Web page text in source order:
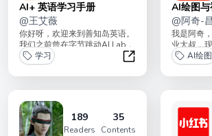
AI+ 英语学习手册
@王艾薇
你好呀，欢迎来到善知岛英语。
我们之前曾在字节跳动AI Lab，
从事AI英语教育和自然语言处理
工作，硕...
学习
AI+ 英语学习手册
AI绘图
@阿奇-
我是阿奇
业大叔，
计工程师
职AI。手册
AI绘图
189
Readers
35
Contents